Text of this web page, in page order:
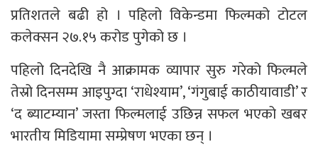
प्रतिशतले बढी हो । पहिलो विकेन्डमा फिल्मको टोटल
कलेक्सन २७.१५ करोड पुगेको छ ।
पहिलो दिनदेखि नै आक्रामक व्यापार सुरु गरेको फिल्मले
तेस्रो दिनसम्म आइपुग्दा ‘राधेश्याम’, ‘गंगुबाई काठीयावाडी’ र
‘द ब्याटम्यान’ जस्ता फिल्मलाई उछिन्न सफल भएको खबर
भारतीय मिडियामा सम्प्रेषण भएका छन् ।